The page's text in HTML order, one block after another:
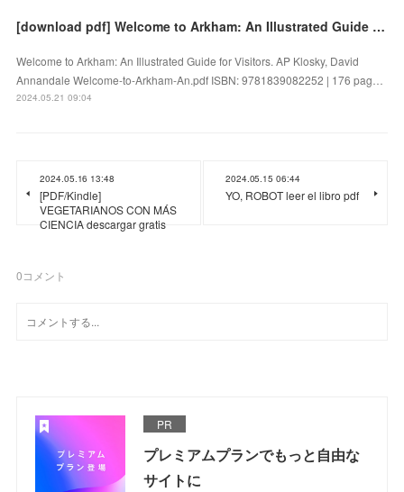
[download pdf] Welcome to Arkham: An Illustrated Guide for Visitors by AP Klosky, David Annandale
Welcome to Arkham: An Illustrated Guide for Visitors. AP Klosky, David
Annandale Welcome-to-Arkham-An.pdf ISBN: 9781839082252 | 176 pag…
2024.05.21 09:04
2024.05.16 13:48
[PDF/Kindle]
VEGETARIANOS CON MÁS
CIENCIA descargar gratis
2024.05.15 06:44
YO, ROBOT leer el libro pdf
0コメント
PR
プレミアムプランでもっと自由な
サイトに